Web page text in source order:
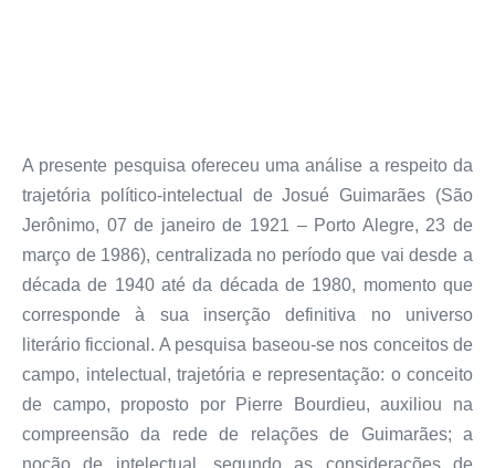
A presente pesquisa ofereceu uma análise a respeito da
trajetória político-intelectual de Josué Guimarães (São
Jerônimo, 07 de janeiro de 1921 – Porto Alegre, 23 de
março de 1986), centralizada no período que vai desde a
década de 1940 até da década de 1980, momento que
corresponde à sua inserção definitiva no universo
literário ficcional. A pesquisa baseou-se nos conceitos de
campo, intelectual, trajetória e representação: o conceito
de campo, proposto por Pierre Bourdieu, auxiliou na
compreensão da rede de relações de Guimarães; a